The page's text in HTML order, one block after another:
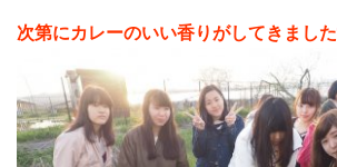
次第にカレーのいい香りがしてきました